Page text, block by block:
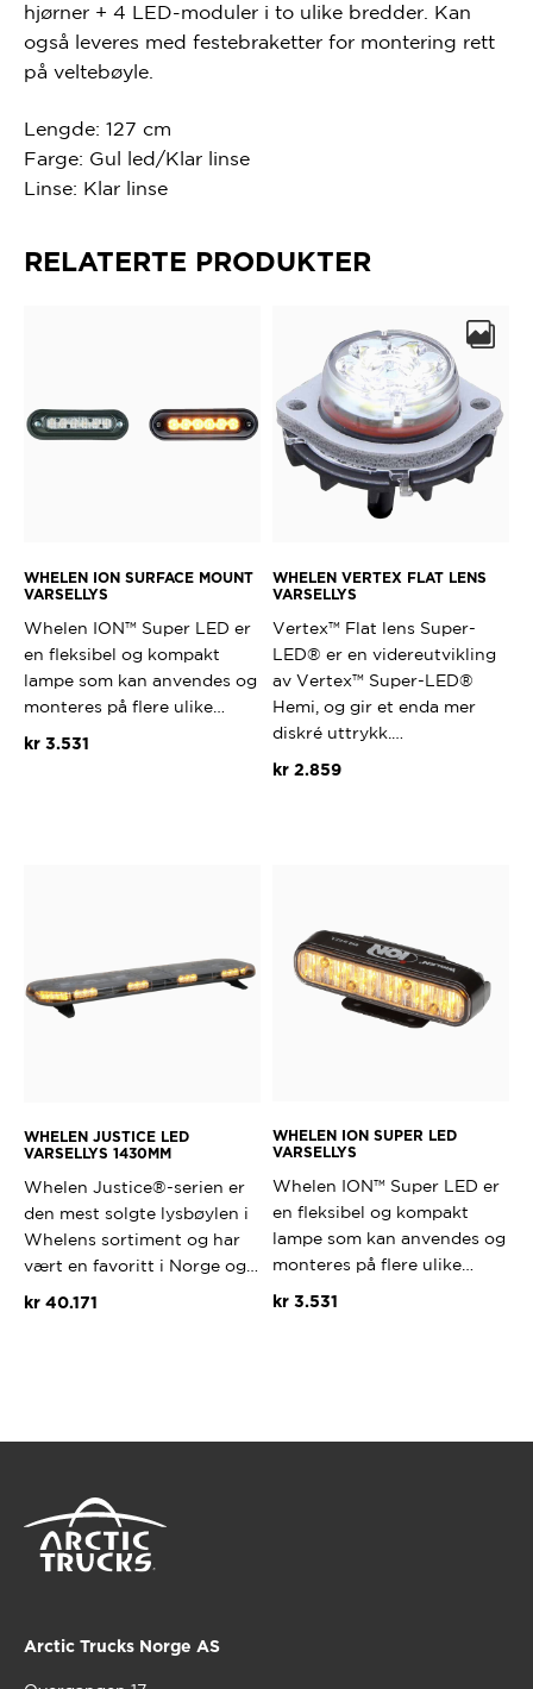
hjørner + 4 LED-moduler i to ulike bredder. Kan
også leveres med festebraketter for montering rett
på veltebøyle.
Lengde: 127 cm
Farge: Gul led/Klar linse
Linse: Klar linse
RELATERTE PRODUKTER
WHELEN ION SURFACE MOUNT
VARSELLYS
Whelen ION™ Super LED er
en fleksibel og kompakt
lampe som kan anvendes og
monteres på flere ulike…
kr3.531
WHELEN VERTEX FLAT LENS
VARSELLYS
Vertex™ Flat lens Super-
LED® er en videreutvikling
av Vertex™ Super-LED®
Hemi, og gir et enda mer
diskré uttrykk.…
kr 2.859
WHELEN JUSTICE LED
VARSELLYS 1430MM
Whelen Justice®-serien er
den mest solgte lysbøylen i
Whelens sortiment og har
vært en favoritt i Norge og…
kr40.171
WHELEN ION SUPER LED
VARSELLYS
Whelen ION™ Super LED er
en fleksibel og kompakt
lampe som kan anvendes og
monteres på flere ulike…
kr 3.531
Arctic Trucks Norge AS